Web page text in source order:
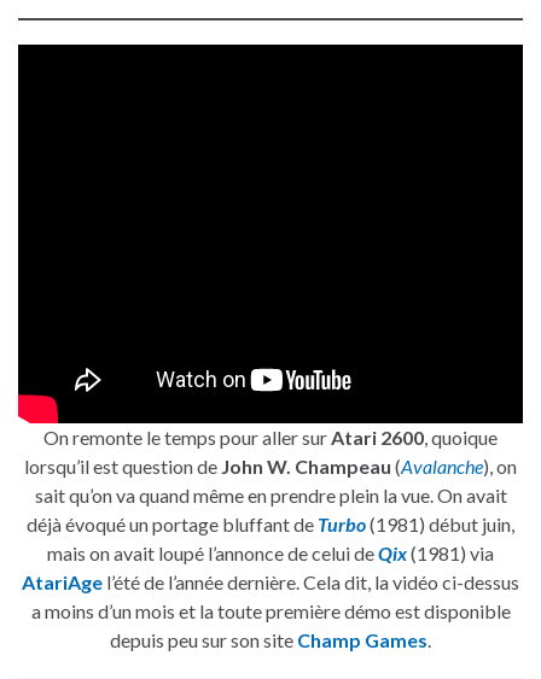
On remonte le temps pour aller surAtari 2600, quoique
lorsqu’il est question de John W. Champeau (Avalanche), on
sait qu’on va quand même en prendre plein la vue. On avait
déjà évoqué un portage bluffant de Turbo(1981) début juin,
mais on avait loupé l’annonce de celui deQix(1981) via
AtariAge l’été de l’année dernière. Cela dit, la vidéo ci-dessus
a moins d’un mois et la toute première démo est disponible
depuis peu sur son site Champ Games.